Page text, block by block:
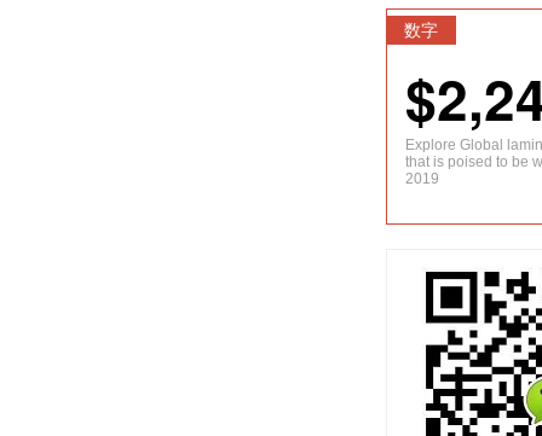
数字
Explore Global
that is poised to be
2019